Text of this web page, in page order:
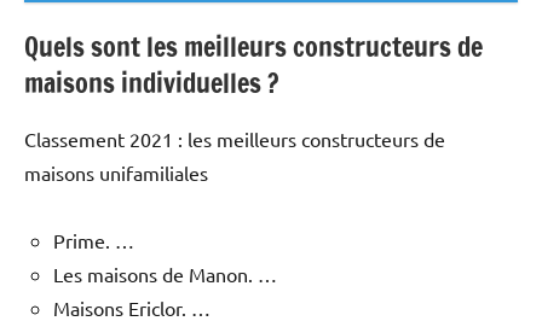
Quels sont les meilleurs constructeurs de
maisons individuelles ?
Classement 2021 : les meilleurs constructeurs de
maisons unifamiliales
Prime. …
Les maisons de Manon. …
Maisons Ericlor. …